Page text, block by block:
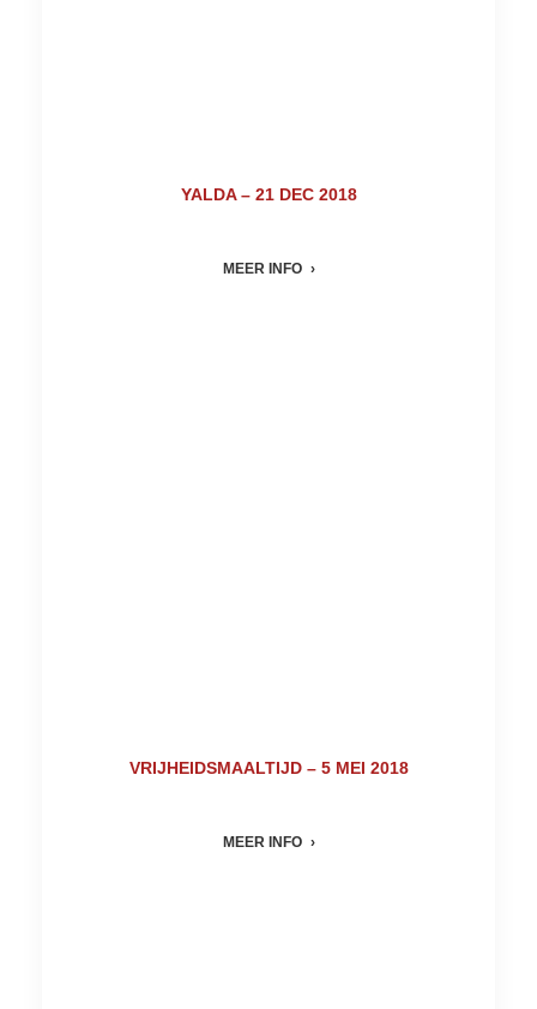
YALDA – 21 DEC 2018
MEER INFO
VRIJHEIDSMAALTIJD – 5 MEI 2018
MEER INFO